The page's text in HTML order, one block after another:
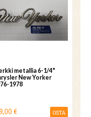
metallia 6-1/4"
New Yorker
1978
€ OSTA